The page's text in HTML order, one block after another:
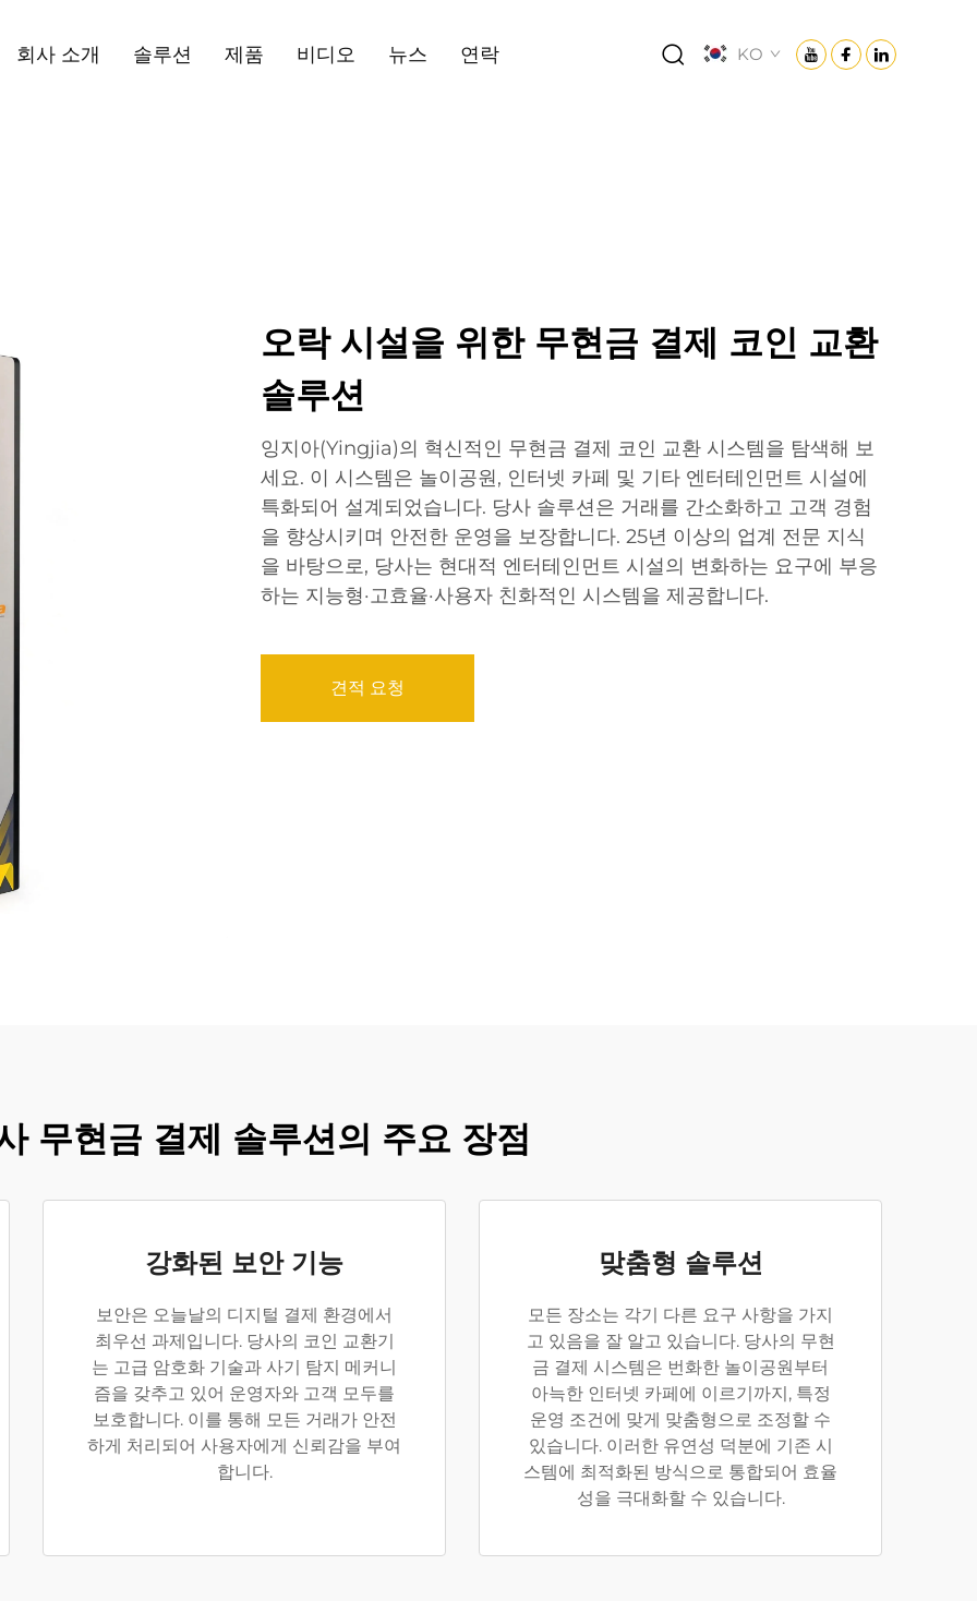
회사 소개 솔루션 제품 비디오 뉴스 연락 KO
오락 시설을 위한 무현금 결제 코인 교환
솔루션
잉지아(Yingjia)의 혁신적인 무현금 결제 코인 교환 시스템을 탐색해 보
세요. 이 시스템은 놀이공원, 인터넷 카페 및 기타 엔터테인먼트 시설에
특화되어 설계되었습니다. 당사 솔루션은 거래를 간소화하고 고객 경험
을 향상시키며 안전한 운영을 보장합니다. 25년 이상의 업계 전문 지식
을 바탕으로, 당사는 현대적 엔터테인먼트 시설의 변화하는 요구에 부응
하는 지능형·고효율·사용자 친화적인 시스템을 제공합니다.
견적 요청
무현금 결제 솔루션의 주요 장점
강화된 보안 기능
보안은 오늘날의 디지털 결제 환경에서
최우선 과제입니다. 당사의 코인 교환기
는 고급 암호화 기술과 사기 탐지 메커니
즘을 갖추고 있어 운영자와 고객 모두를
보호합니다. 이를 통해 모든 거래가 안전
하게 처리되어 사용자에게 신뢰감을 부여
합니다.
맞춤형 솔루션
모든 장소는 각기 다른 요구 사항을 가지
고 있음을 잘 알고 있습니다. 당사의 무현
금 결제 시스템은 번화한 놀이공원부터
아늑한 인터넷 카페에 이르기까지, 특정
운영 조건에 맞게 맞춤형으로 조정할 수
있습니다. 이러한 유연성 덕분에 기존 시
스템에 최적화된 방식으로 통합되어 효율
성을 극대화할 수 있습니다.